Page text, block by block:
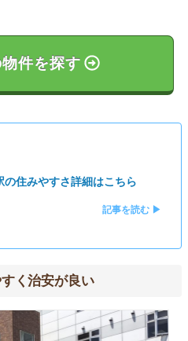
件を探す
の住みやすさ詳細はこちら
記事を読む ▶
く治安が良い